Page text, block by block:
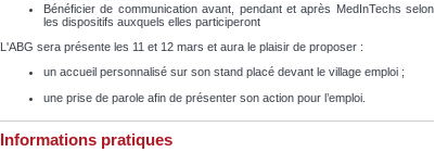
Bénéficier de communication avant, pendant et après MedInTechs selon
les dispositifs auxquels elles participeront
L'ABG sera présente les 11 et 12 mars et aura le plaisir de proposer :
un accueil personnalisé sur son stand placé devant le village emploi ;
une prise de parole afin de présenter son action pour l’emploi.
Informations pratiques